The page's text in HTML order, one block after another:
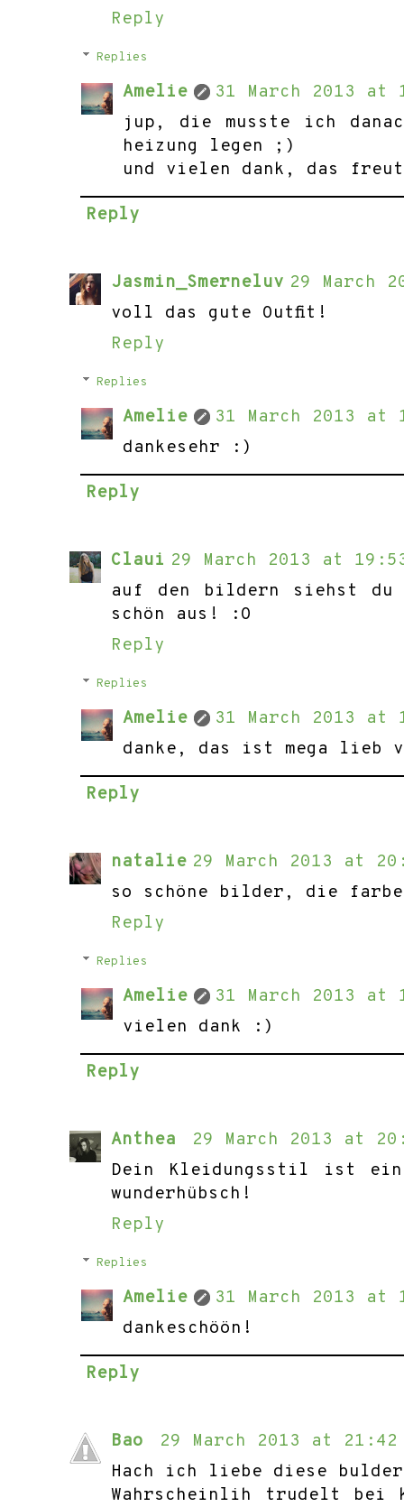
Reply
Replies
Amelie
31 March 2013 at
jup, die musste ich
heizung legen ;)
und vielen dank, das
Reply
Jasmin_Smerneluv 29 March
voll das gute Outfit!
Reply
Replies
Amelie
31 March 2013 at
dankesehr :)
Reply
Claui 29 March 2013 at
auf den bildern siehst du
schön aus! :O
Reply
Replies
Amelie
31 March 2013 at
danke, das ist mega lieb
Reply
natalie 29 March 2013 at
so schöne bilder, die
Reply
Replies
Amelie
31 March 2013 at
vielen dank :)
Reply
Anthea
29 March 2013 at
Dein Kleidungsstil ist
wunderhübsch!
Reply
Replies
Amelie
31 March 2013 at
dankeschöön!
Reply
Bao
29 March 2013 at 21:42
Hach ich liebe diese
Wahrscheinlih trudelt bei